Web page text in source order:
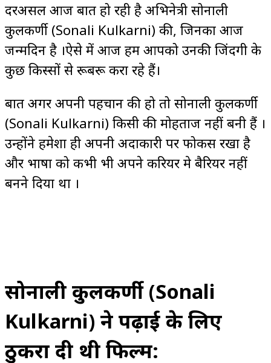
दरअसल आज बात हो रही है अभिनेत्री सोनाली
कुलकर्णी (Sonali Kulkarni) की, जिनका आज
जन्मदिन है ।ऐसे में आज हम आपको उनकी जिंदगी के
कुछ किस्सों से रूबरू करा रहे हैं।
बात अगर अपनी पहचान की हो तो सोनाली कुलकर्णी
(Sonali Kulkarni) किसी की मोहताज नहीं बनी हैं ।
उन्होंने हमेशा ही अपनी अदाकारी पर फोकस रखा है
और भाषा को कभी भी अपने करियर मे बैरियर नहीं
बनने दिया था ।
सोनाली कुलकर्णी (Sonali
Kulkarni) ने पढ़ाई के लिए
ठुकरा दी थी फिल्म: